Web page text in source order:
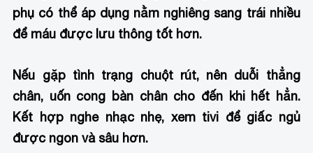
phụ có thể áp dụng nằm nghiêng sang trái nhiều
để máu được lưu thông tốt hơn.
Nếu gặp tình trạng chuột rút, nên duỗi thẳng
chân, uốn cong bàn chân cho đến khi hết hẳn.
Kết hợp nghe nhạc nhẹ, xem tivi để giấc ngủ
được ngon và sâu hơn.